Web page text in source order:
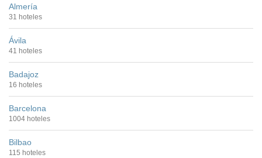
Almería
31 hoteles
Ávila
41 hoteles
Badajoz
16 hoteles
Barcelona
1004 hoteles
Bilbao
115 hoteles